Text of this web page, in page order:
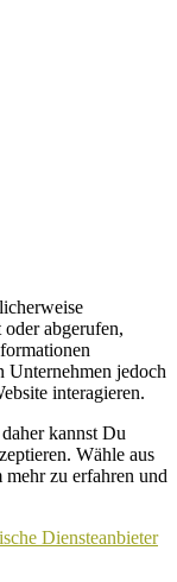
abgerufen,
jedoch
interagieren.
kannst Du
Wähle aus
zu erfahren und
Diensteanbieter